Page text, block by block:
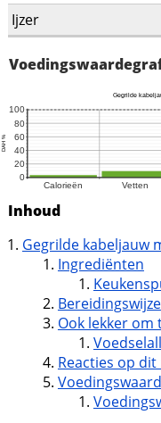
Ijzer
Inhoud
Gegrilde kabeljauw
Ingrediënten
Bereidingswijze
Ook lekker om
Reacties op